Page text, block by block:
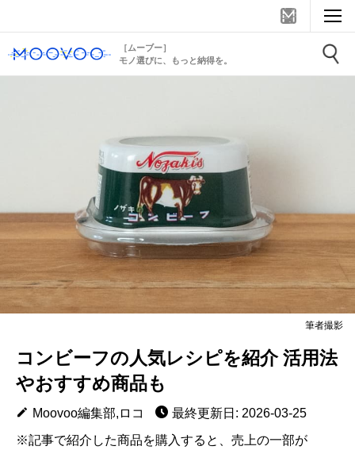
［ムーブー］
モノ選びに、もっと納得を。
筆者撮影
コンビーフの人気レシピを紹介 活用法
やおすすめ商品も
Moovoo編集部,ロコ
最終更新日: 2026-03-25
※記事で紹介した商品を購入すると、売上の一部が